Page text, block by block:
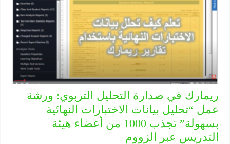
ريمارك في صدارة التحليل التربوي: ورشة
عمل “تحليل بيانات الاختبارات النهائية
بسهولة” تجذب 1000 من أعضاء هيئة
التدريس عبر الزووم